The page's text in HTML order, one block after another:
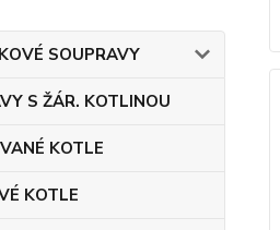
SOUPRAVY
S ŽÁR. KOTLINOU
KOTLE
KOTLE